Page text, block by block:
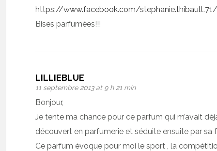
https://www.facebook.com/
Bises parfumées!!!
LILLIEBLUE
11 septembre 2013 at 9 h 21 min
Bonjour,
Je tente ma chance pour ce parfum qui m’avait
découvert en parfumerie et séduite ensuite par sa
Ce parfum évoque pour moi le sport , la